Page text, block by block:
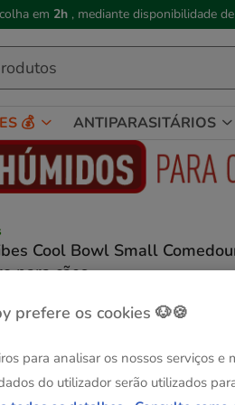
ou-5€ com o cupão:FLASH5🏃‍♂️
💰 ANTIPARASITÁRIOS
Cool Bowl Small
para cães
prefere os cookies 🐶🍪
para analisar os nossos serviços e
do utilizador serão utilizados